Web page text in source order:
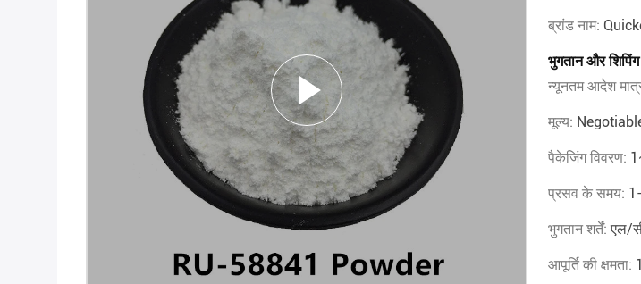
ब्रांड नाम:
भुगतान और शिपिंग
न्यूनतम आदेश
मूल्य:
पैकेजिंग विवरण:
प्रसव के समय:
भुगतान शर्तें:एल/
आपूर्ति की क्षमता: